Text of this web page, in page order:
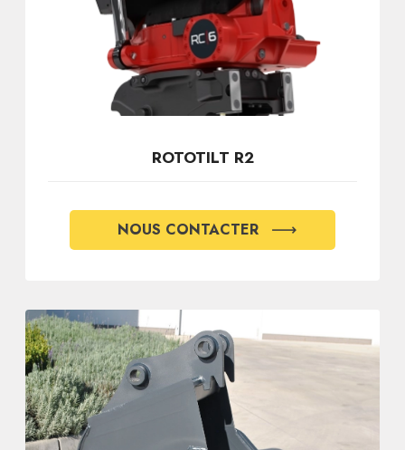
ROTOTILT R2
NOUS CONTACTER